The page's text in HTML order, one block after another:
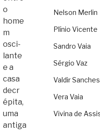
o
home
m
osci­
lante
e a
casa
decr
é­pita,
uma
antiga
Nelson Merlin
Plínio Vicente
Sandro Vaia
Sérgio Vaz
Valdir Sanches
Vera Vaia
Vivina de